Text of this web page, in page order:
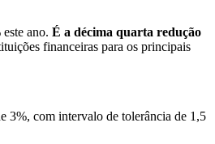
ano. É a décima quarta redução
financeiras para os principais
3%, com intervalo de tolerância de 1,5